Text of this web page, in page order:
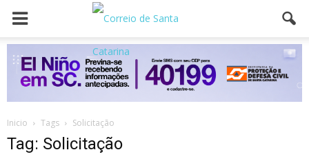
Inicio Tags Solicitação
Tag: Solicitação